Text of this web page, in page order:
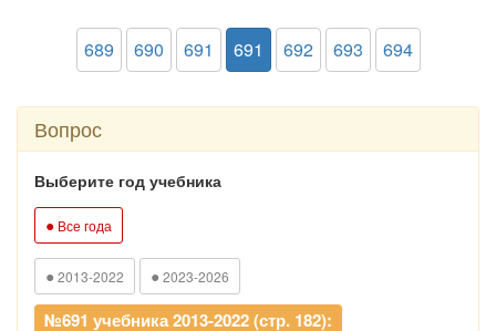
689 690 691 691 692 693 694
Вопрос
Выберите год учебника
● Все года
● 2013-2022 ● 2023-2026
№691 учебника 2013-2022 (стр. 182):